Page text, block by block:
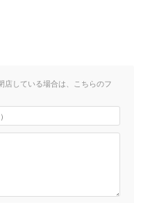
店している場合は、こちらのフ